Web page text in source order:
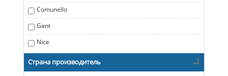
Comunello
Gant
Nice
Страна производитель